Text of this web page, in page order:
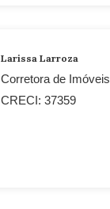
Larissa Larroza
Corretora de Imóveis
CRECI: 37359